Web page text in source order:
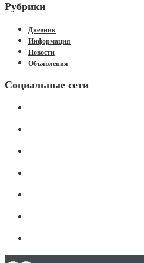
Рубрики
Дневник
Информация
Новости
Объявления
Социальные сети